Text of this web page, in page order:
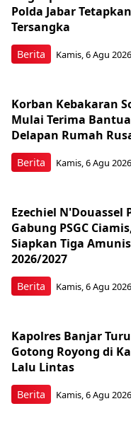
Berita
Polda Jabar
Tersangka
Kamis, 6 Agu
Berita
Korban Kebakaran
Mulai Terima
Delapan Rumah
Kamis, 6 Agu
Berita
Ezechiel N'Douassel
Gabung PSGC
Siapkan Tiga
2026/2027
Kamis, 6 Agu
Berita
Kapolres Banjar
Gotong Royong di
Lalu Lintas
Kamis, 6 Agu